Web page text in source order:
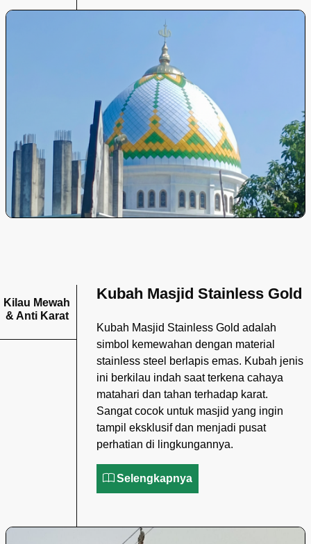
Kilau Mewah
& Anti Karat
Kubah Masjid Stainless Gold
Kubah Masjid Stainless Gold adalah
simbol kemewahan dengan material
stainless steel berlapis emas. Kubah jenis
ini berkilau indah saat terkena cahaya
matahari dan tahan terhadap karat.
Sangat cocok untuk masjid yang ingin
tampil eksklusif dan menjadi pusat
perhatian di lingkungannya.
Selengkapnya